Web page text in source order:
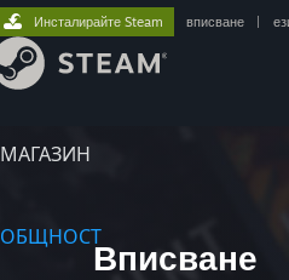
МАГАЗИН
ОБЩНОСТ
Инсталирайте Steam вписване
Вписване